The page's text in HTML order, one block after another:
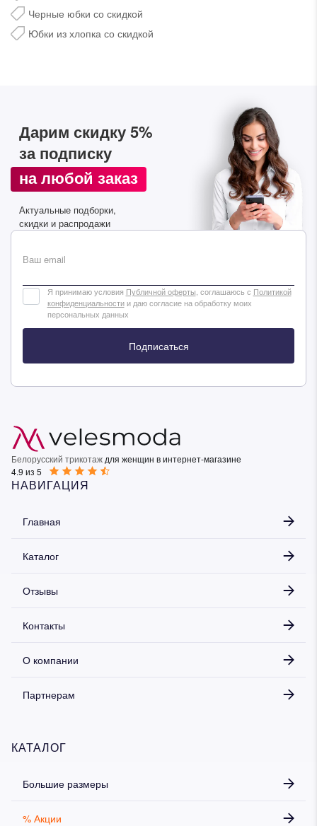
Черные юбки со скидкой
Юбки из хлопка со скидкой
Дарим скидку 5%
за подписку
на любой заказ
Актуальные подборки,
скидки и распродажи
Ваш email
Я принимаю условия Публичной оферты , соглашаюсь с Политикой
конфиденциальностии даю согласие на обработку моих
персональных данных
Подписаться
Белорусский трикотаж для женщин в интернет-магазине
4.9 из 5
НАВИГАЦИЯ
Главная
Каталог
Отзывы
Контакты
О компании
Партнерам
КАТАЛОГ
Большие размеры
% Акции
Дарим скидку 5%
за подписку на наш
телеграм-канал
Стильные подборки, эксклюзивные акции и горячие
распродажи в удобном формате